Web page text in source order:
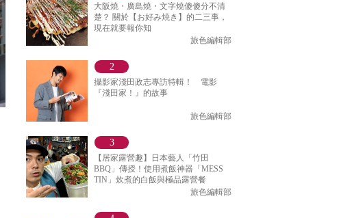
大阪燒・廣島燒・文字燒傻傻分不清
楚？ 關於【お好み焼き】的二三事，
現在就要報你知
旅色編輯部
攝影家淺田政志專訪特輯！ 電影
『淺田家！』的故事
旅色編輯部
【居家露營趣】日本藝人「竹田
BBQ」傳授！使用煮飯神器「MESS
TIN」炊煮的白飯與極品露營餐
旅色編輯部